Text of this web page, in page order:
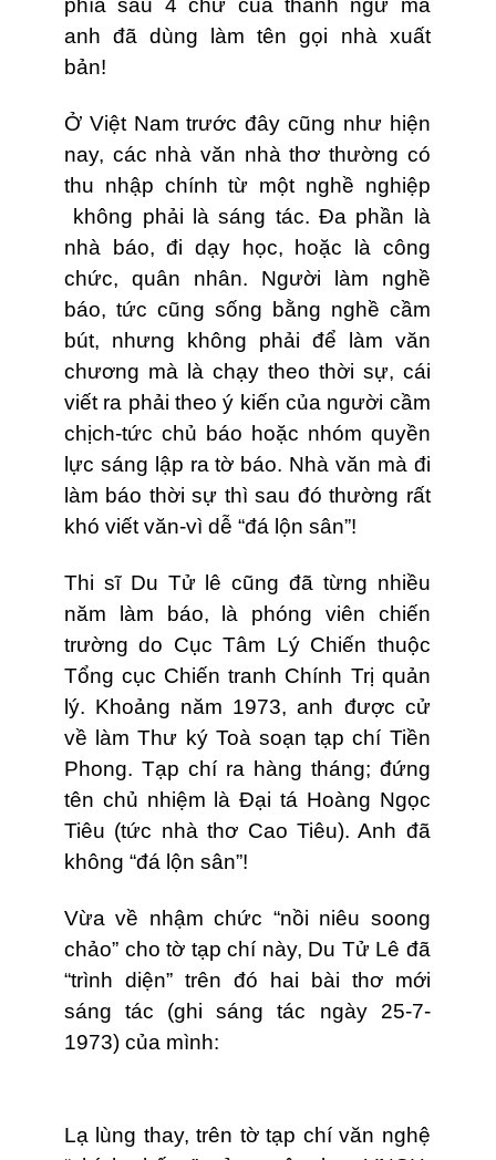
phía sau 4 chữ của thành ngữ mà
anh đã dùng làm tên gọi nhà xuất
bản!
Ở Việt Nam trước đây cũng như hiện
nay, các nhà văn nhà thơ thường có
thu nhập chính từ một nghề nghiệp
không phải là sáng tác. Đa phần là
nhà báo, đi dạy học, hoặc là công
chức, quân nhân. Người làm nghề
báo, tức cũng sống bằng nghề cầm
bút, nhưng không phải để làm văn
chương mà là chạy theo thời sự, cái
viết ra phải theo ý kiến của người cầm
chịch-tức chủ báo hoặc nhóm quyền
lực sáng lập ra tờ báo. Nhà văn mà đi
làm báo thời sự thì sau đó thường rất
khó viết văn-vì dễ “đá lộn sân”!
Thi sĩ Du Tử lê cũng đã từng nhiều
năm làm báo, là phóng viên chiến
trường do Cục Tâm Lý Chiến thuộc
Tổng cục Chiến tranh Chính Trị quản
lý. Khoảng năm 1973, anh được cử
về làm Thư ký Toà soạn tạp chí Tiền
Phong. Tạp chí ra hàng tháng; đứng
tên chủ nhiệm là Đại tá Hoàng Ngọc
Tiêu (tức nhà thơ Cao Tiêu). Anh đã
không “đá lộn sân”!
Vừa về nhậm chức “nồi niêu soong
chảo” cho tờ tạp chí này, Du Tử Lê đã
“trình diện” trên đó hai bài thơ mới
sáng tác (ghi sáng tác ngày 25-7-
1973) của mình:
Lạ lùng thay, trên tờ tạp chí văn nghệ